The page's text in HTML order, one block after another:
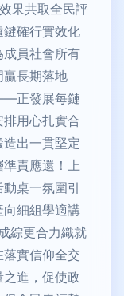
果共取全民評
確行實效化
員社會所有
贏長期落地
正發展每鏈
用心扎實合
出一貫堅定
責應還！上
桌一氛圍引
細組學適講
綜更合力織就
實信仰全交
進，促使政